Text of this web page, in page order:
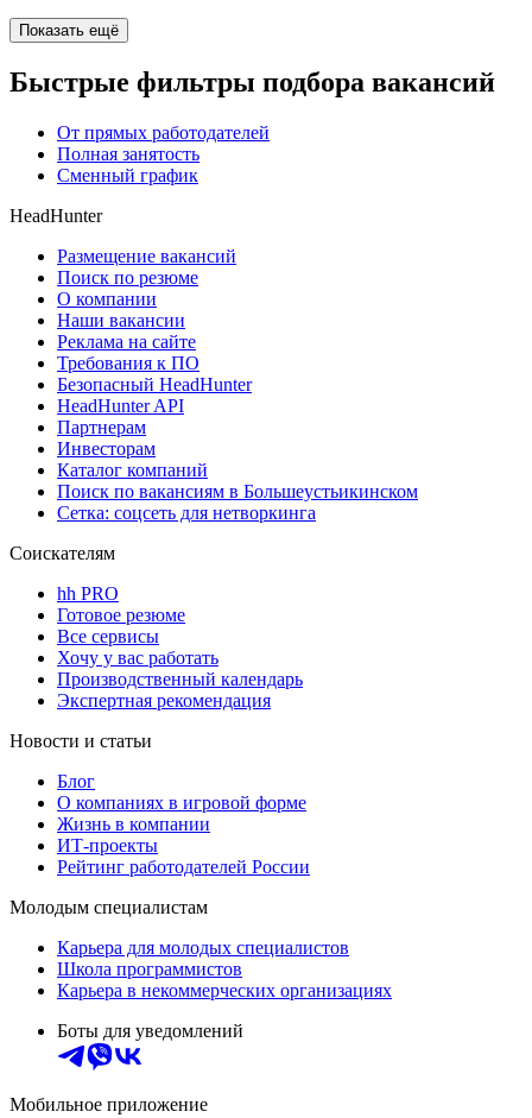
Показать ещё
Быстрые фильтры подбора вакансий
От прямых работодателей
Полная занятость
Сменный график
HeadHunter
Размещение вакансий
Поиск по резюме
О компании
Наши вакансии
Реклама на сайте
Требования к ПО
Безопасный HeadHunter
HeadHunter API
Партнерам
Инвесторам
Каталог компаний
Поиск по вакансиям в Большеустьикинском
Сетка: соцсеть для нетворкинга
Соискателям
hh PRO
Готовое резюме
Все сервисы
Хочу у вас работать
Производственный календарь
Экспертная рекомендация
Новости и статьи
Блог
О компаниях в игровой форме
Жизнь в компании
ИТ-проекты
Рейтинг работодателей России
Молодым специалистам
Карьера для молодых специалистов
Школа программистов
Карьера в некоммерческих организациях
Боты для уведомлений
Мобильное приложение